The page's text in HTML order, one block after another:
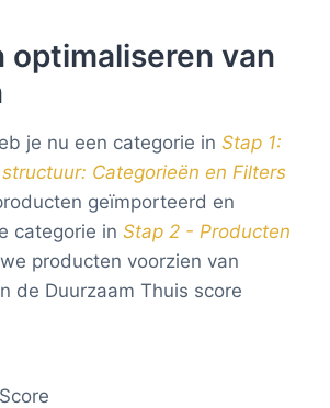
optimaliseren van
je nu een categorie in Stap 1:
Categorieën en Filters
geïmporteerd en
categorie in Stap 2 - Producten
producten voorzien van
de Duurzaam Thuis score